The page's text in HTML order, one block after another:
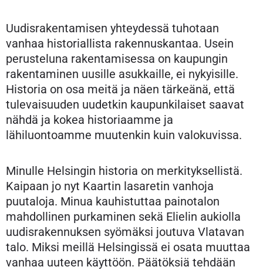
Uudisrakentamisen yhteydessä tuhotaan
vanhaa historiallista rakennuskantaa. Usein
perusteluna rakentamisessa on kaupungin
rakentaminen uusille asukkaille, ei nykyisille.
Historia on osa meitä ja näen tärkeänä, että
tulevaisuuden uudetkin kaupunkilaiset saavat
nähdä ja kokea historiaamme ja
lähiluontoamme muutenkin kuin valokuvissa.
Minulle Helsingin historia on merkityksellistä.
Kaipaan jo nyt Kaartin lasaretin vanhoja
puutaloja. Minua kauhistuttaa painotalon
mahdollinen purkaminen sekä Elielin aukiolla
uudisrakennuksen syömäksi joutuva Vlatavan
talo. Miksi meillä Helsingissä ei osata muuttaa
vanhaa uuteen käyttöön. Päätöksiä tehdään